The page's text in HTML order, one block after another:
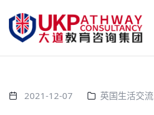
2021-12-07 英国生活交流